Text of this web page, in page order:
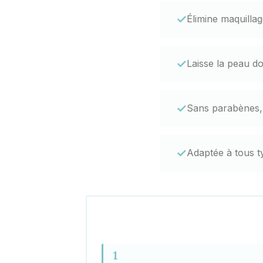
✓Élimine
✓Laisse la peau
✓Sans
✓Adaptée à tous
1